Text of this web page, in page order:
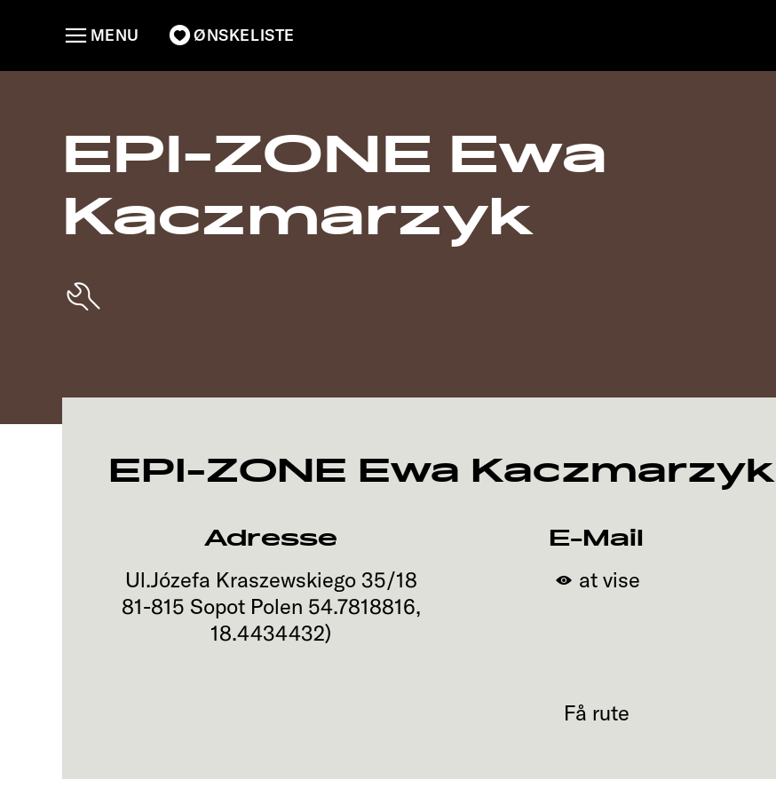
ØNSKELISTE
MENU
EPI-ZONE Ewa
Kaczmarzyk
EPI-ZONE Ewa Kaczmarzyk
Adresse
Ul.Józefa Kraszewskiego 35/18
81-815 Sopot Polen 54.7818816,
18.4434432)
E-Mail
at vise
Få rute